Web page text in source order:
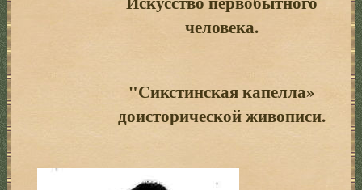
человека.
"Сикстинская капелла»
доисторической живописи.